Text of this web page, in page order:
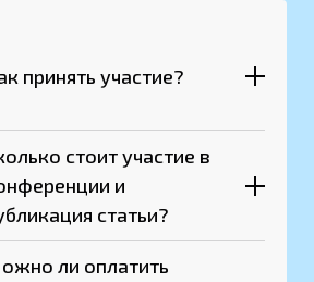
принять участие?
Ознакомиться с
информационным письмом и
правилами оформления
Оформить статью в
стоит участие в
и
статьи?
ли оплатить